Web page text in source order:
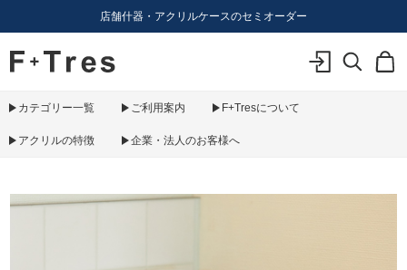
F+Tres｜エフ プラス トレス｜material figure experience
店舗什器・アクリルケースのセミオーダー
カテゴリー一覧 ご利用案内 F+Tresについて
アクリルの特徴 企業・法人のお客様へ